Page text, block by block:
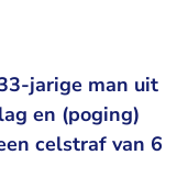
jarige man uit
en (poging)
celstraf van 6